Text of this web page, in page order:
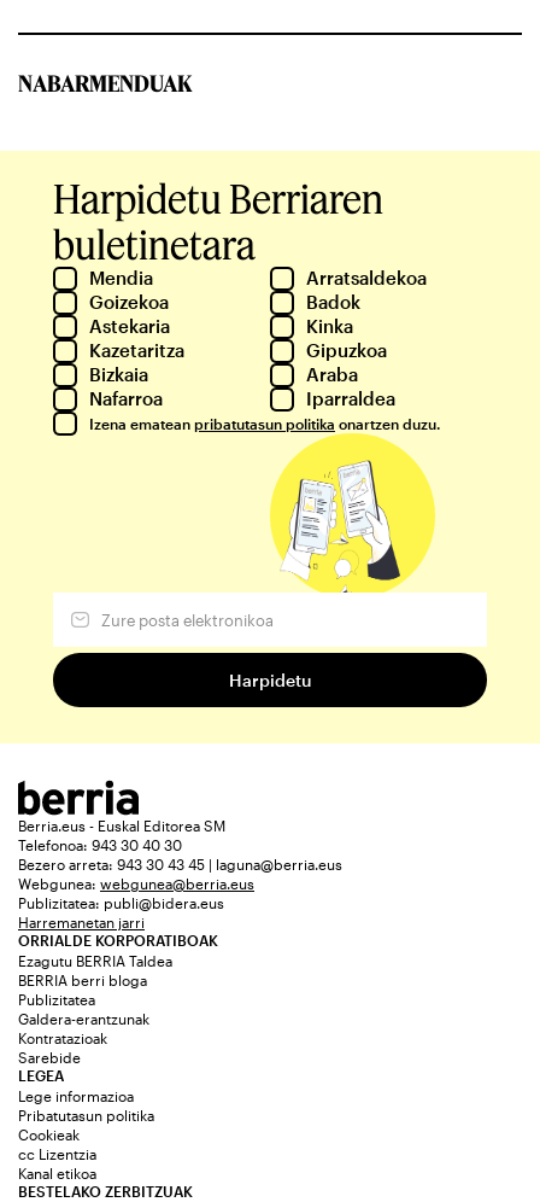
NABARMENDUAK
Harpidetu Berriaren
buletinetara
Mendia
Arratsaldekoa
Goizekoa
Badok
Astekaria
Kinka
Kazetaritza
Gipuzkoa
Bizkaia
Araba
Nafarroa
Iparraldea
Izena ematean pribatutasun politika onartzen duzu.
Berria.eus - Euskal Editorea SM
Telefonoa: 943 30 40 30
Bezero arreta: 943 30 43 45 | laguna@berria.eus
Webgunea: webgunea@berria.eus
Publizitatea: publi@bidera.eus
Harremanetan jarri
ORRIALDE KORPORATIBOAK
Ezagutu BERRIA Taldea
BERRIA berri bloga
Publizitatea
Galdera-erantzunak
Kontratazioak
Sarebide
LEGEA
Lege informazioa
Pribatutasun politika
Cookieak
cc Lizentzia
Kanal etikoa
BESTELAKO ZERBITZUAK